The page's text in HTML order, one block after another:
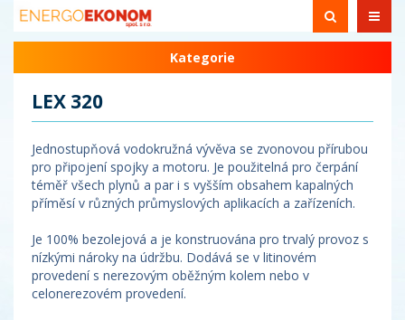
Kategorie
LEX 320
Jednostupňová vodokružná vývěva se zvonovou přírubou
pro připojení spojky a motoru. Je použitelná pro čerpání
téměř všech plynů a par i s vyšším obsahem kapalných
příměsí v různých průmyslových aplikacích a zařízeních.
Je 100% bezolejová a je konstruována pro trvalý provoz s
nízkými nároky na údržbu. Dodává se v litinovém
provedení s nerezovým oběžným kolem nebo v
celonerezovém provedení.